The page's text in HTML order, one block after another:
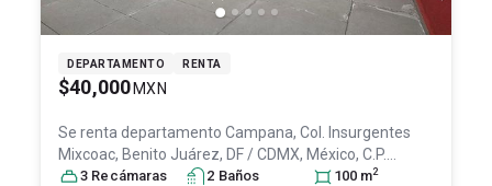
DEPARTAMENTO RENTA
$40,000 MXN
Se renta departamento Campana, Col. Insurgentes
Mixcoac, Benito Juárez, DF / CDMX, México, C.P.
03920, ID:31573617
3 Recámaras 2 Baños 100 m2